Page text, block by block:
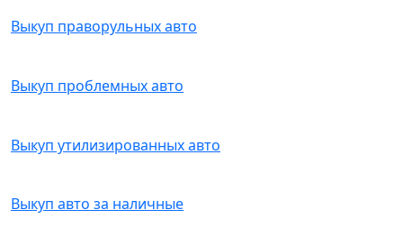
Выкуп праворульных авто
Выкуп проблемных авто
Выкуп утилизированных авто
Выкуп авто за наличные